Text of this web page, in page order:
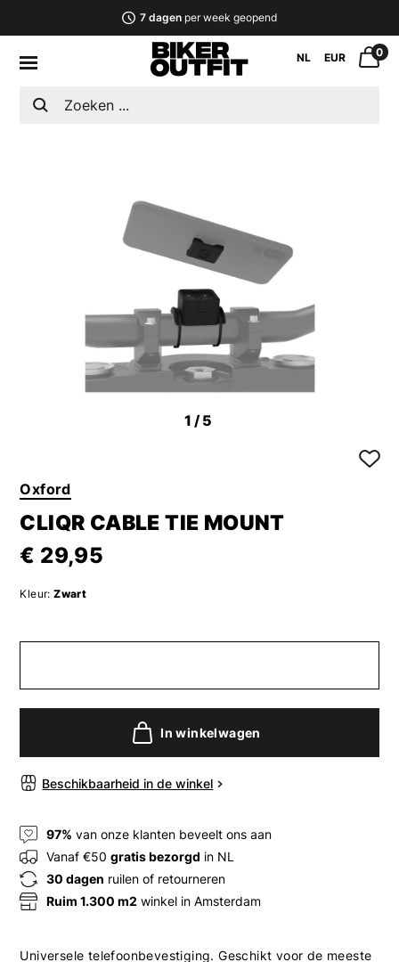
7 dagenper week geopend
NL EUR 0
1 /5
Oxford
CLIQR CABLE TIE MOUNT
€ 29,95
Kleur: Zwart
In winkelwagen
Beschikbaarheid in de winkel
97% van onze klanten beveelt ons aan
Vanaf €50gratis bezorgd in NL
30 dagen ruilen of retourneren
Ruim 1.300 m2 winkel in Amsterdam
Universele telefoonbevestiging. Geschikt voor de meeste